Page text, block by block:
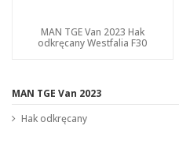
MAN TGE Van 2023 Hak
odkręcany Westfalia F30
MAN TGE Van 2023
Hak odkręcany